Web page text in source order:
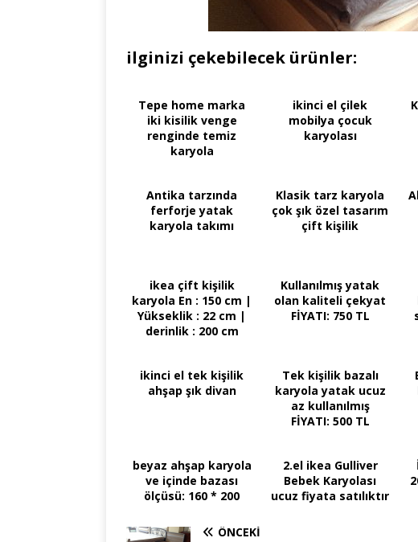
ilginizi çekebilecek ürünler:
Tepe home marka
iki kisilik venge
renginde temiz
karyola
ikinci el çilek
mobilya çocuk
karyolası
Antika tarzında
ferforje yatak
karyola takımı
Klasik tarz karyola
çok şık özel tasarım
çift kişilik
ikea çift kişilik
karyola En : 150 cm |
Yükseklik : 22 cm |
derinlik : 200 cm
Kullanılmış yatak
olan kaliteli çekyat
FİYATI: 750 TL
ikinci el tek kişilik
ahşap şık divan
Tek kişilik bazalı
karyola yatak ucuz
az kullanılmış
FİYATI: 500 TL
beyaz ahşap karyola
ve içinde bazası
ölçüsü: 160 * 200
2.el ikea Gulliver
Bebek Karyolası
ucuz fiyata satılıktır
ÖNCEKI